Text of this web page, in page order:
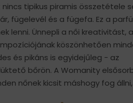
tipikus piramis összetétele
fügelevél és a fügefa. Ez a
lenni. Ünnepli a női kreativitást,
köszönhetően
és pikáns is egyidejűleg - az
bőrön. A Womanity
nőnek kicsit máshogy fog